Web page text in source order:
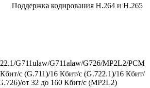
Поддержка кодирования H.264 и H.265
G711ulaw/G711alaw/G726/MP2L2/PCM
с (G.711)/16 Кбит/с (G.722.1)/16 Кбит/
от 32 до 160 Кбит/с (MP2L2)